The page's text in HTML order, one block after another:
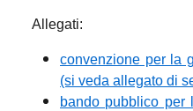
Allegati:
convenzione per la
(si veda allegato di
bando pubblico per